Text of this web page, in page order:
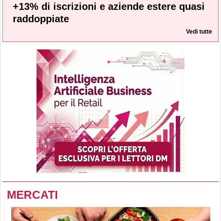
+13% di iscrizioni e aziende estere quasi
raddoppiate
Vedi tutte
MERCATI